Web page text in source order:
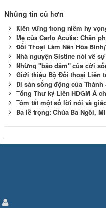
Những tin cũ hơn
Kiên vững trong niềm hy
Mẹ của Carlo Acutis: Chân
Đối Thoại Làm Nên Hòa Bình
Nhà nguyện Sistine nói về
Những "bảo đảm" của đời
Giới thiệu Bộ Đối thoại Liên
Di sản sống động của Thánh
Tổng Thư ký Liên HĐGM Á
Tóm tắt một số lời nói và
Ba lễ trọng: Chúa Ba Ngôi,